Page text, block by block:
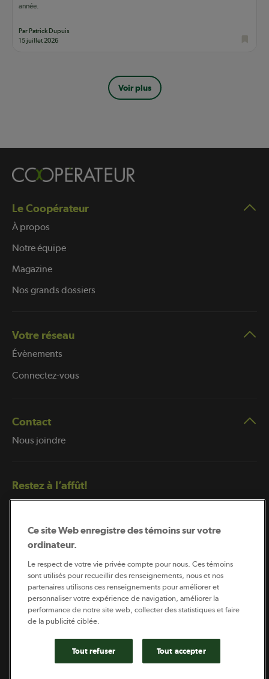
année.
Par Patrick Dupuis
15 juillet 2026
Voir plus
Le Coopérateur
À propos
Notre équipe
Magazine
Nos grands dossiers
Votre réseau
Évènements
Connectez-vous
Contact
Nous joindre
Restez à l’affût!
Abonnement à l’infolettre
Coopérateur est publié par Sollio Groupe Coopératif.
Il est l’outil d’information de la coopération agricole
Ce site Web enregistre des témoins sur votre
ordinateur.
Le respect de votre vie privée compte pour nous. Ces témoins
sont utilisés pour recueillir des renseignements, nous et nos
partenaires utilisons ces renseignements pour améliorer et
personnaliser votre expérience de navigation, améliorer la
performance de notre site web, collecter des statistiques et faire
de la publicité ciblée.
Tout refuser Tout accepter